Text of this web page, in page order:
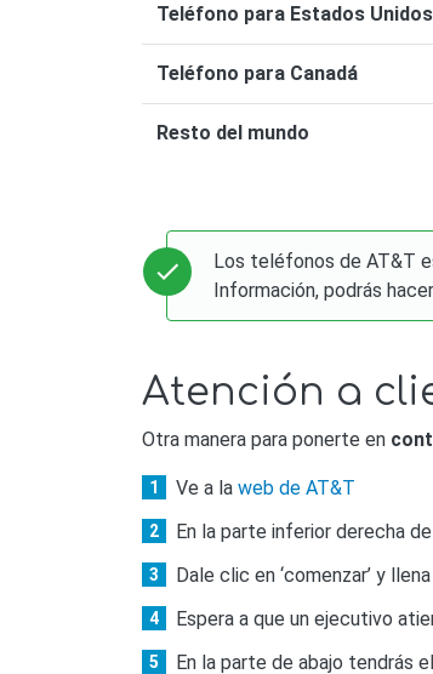
Teléfono para Estados Unidos
Teléfono para Canadá
Resto del mundo
Los teléfonos de AT&T
Información, podrás
Atención a
Otra manera para ponerte en
Ve a la web de AT&T
En la parte inferior derecha
Dale clic en ‘comenzar’ y
Espera a que un ejecutivo
En la parte de abajo tendrás